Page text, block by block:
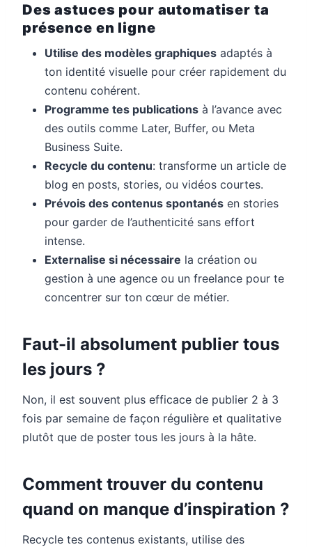
Des astuces pour automatiser ta
présence en ligne
Utilise des modèles graphiques adaptés à
ton identité visuelle pour créer rapidement du
contenu cohérent.
Programme tes publications à l’avance avec
des outils comme Later, Buffer, ou Meta
Business Suite.
Recycle du contenu: transforme un article de
blog en posts, stories, ou vidéos courtes.
Prévois des contenus spontanés en stories
pour garder de l’authenticité sans effort
intense.
Externalise si nécessaire la création ou
gestion à une agence ou un freelance pour te
concentrer sur ton cœur de métier.
Faut-il absolument publier tous
les jours ?
Non, il est souvent plus efficace de publier 2 à 3
fois par semaine de façon régulière et qualitative
plutôt que de poster tous les jours à la hâte.
Comment trouver du contenu
quand on manque d’inspiration ?
Recycle tes contenus existants, utilise des